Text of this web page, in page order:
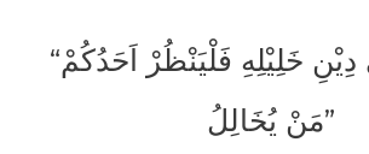
“اَلْمَرْءُ عَلَى دِيْنِ خَلِيْلِهِ فَلْيَنْظُرْ اَحَدُكُمْ
مَنْ يُخَالِلُ”